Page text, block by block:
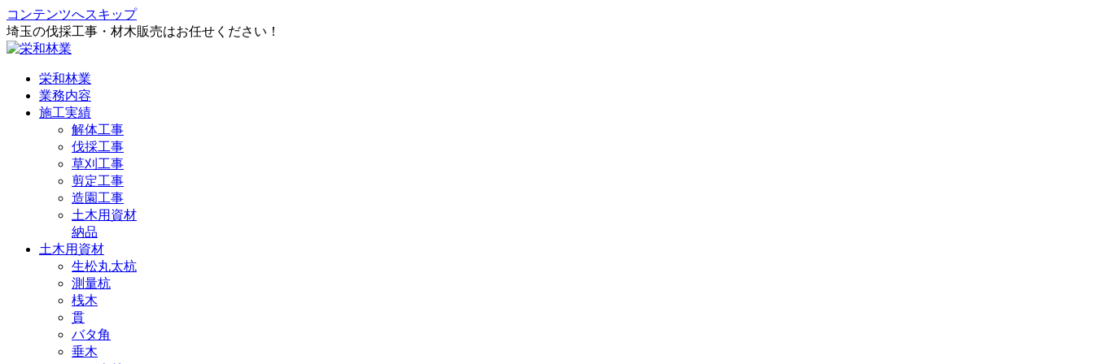
コンテンツへスキップ
埼玉の伐採工事・材木販売はお任せください！
栄和林業
業務内容
施工実績
解体工事
伐採工事
草刈工事
剪定工事
造園工事
土木用資材
納品
土木用資材
生松丸太杭
測量杭
桟木
貫
バタ角
垂木